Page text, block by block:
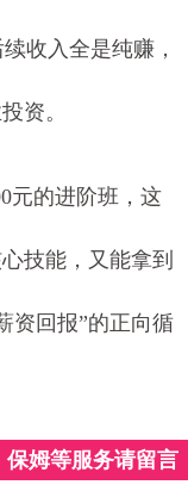
收入全是纯赚，
资。
元的进阶班，这
技能，又能拿到
资回报”的正向循
姆等服务请留言